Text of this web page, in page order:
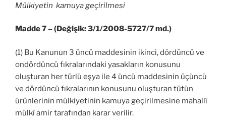
Mülkiyetin kamuya geçirilmesi
Madde 7 – (Değişik: 3/1/2008-5727/7 md.)
(1) Bu Kanunun 3 üncü maddesinin ikinci, dördüncü ve
ondördüncü fıkralarındaki yasakların konusunu
oluşturan her türlü eşya ile 4 üncü maddesinin üçüncü
ve dördüncü fıkralarının konusunu oluşturan tütün
ürünlerinin mülkiyetinin kamuya geçirilmesine mahallî
mülkî amir tarafından karar verilir.